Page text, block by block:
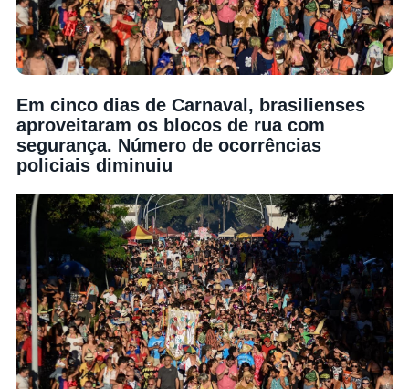
Em cinco dias de Carnaval, brasilienses
aproveitaram os blocos de rua com
segurança. Número de ocorrências
policiais diminuiu